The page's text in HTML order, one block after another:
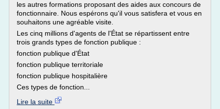
les autres formations proposant des aides aux concours de
fonctionnaire. Nous espérons qu'il vous satisfera et vous en
souhaitons une agréable visite.
Les cinq millions d'agents de l'État se répartissent entre
trois grands types de fonction publique :
fonction publique d'État
fonction publique territoriale
fonction publique hospitalière
Ces types de fonction...
Lire la suite